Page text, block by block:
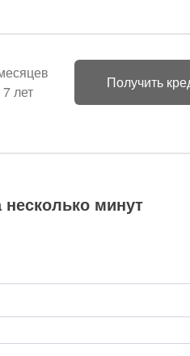
лет
Получить
минут